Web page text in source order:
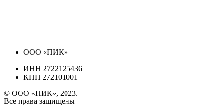
ООО «ПИК»
ИНН 2722125436
КПП 272101001
© ООО «ПИК», 2023.
Все права защищены